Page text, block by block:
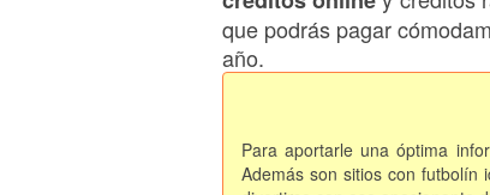
que podrás pagar
año.
Para aportarle una óptima
Además son sitios con futbolín